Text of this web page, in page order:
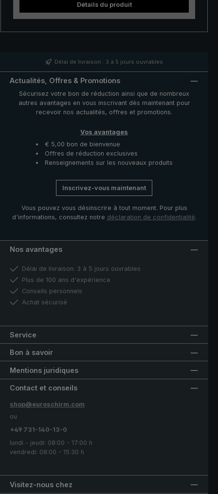
en polyester précieux européen de haute qualité et a
qualité confèrent à la toile de luxe sa stabilité
d’autruche. Le cuir d’autruche doux se caractérise par
son aspect distinctif. La housse avec fermeture à
complète ce modèle exclusif.
Détails du produit
Délai de livraison : 3 à 5 jours ouvrables
Actualités, Offres & Promotions
Sécurisez votre bon de réduction ainsi que de nombreux
autres avantages en vous inscrivant dès maintenant pour
recevoir nos actualités, offres et promotions.
Vos avantages
€ 5,00 bon de bienvenue
Offres de réduction exclusives
Renseignements sur les nouveaux produits
Inscrivez-vous maintenant
Vous pouvez vous désinscrire à tout moment. Pour plus
d'informations, consultez notre déclaration de confidentialité.
Nos avantages
Délai de livraison: 3 à 5 jours ouvrables
Plus de 100 ans d'expérience
Conseils personnels
Achat sécurisé
Service
Bon à savoir
Mentions juridiques
Visitez-nous chez
Contact et conseils
shop@euroschirm.com
ou
+49 731-140-13-0
lundi - jeudi: 08:00 - 17:00 h
vendredi: 08:00 - 15:30 h